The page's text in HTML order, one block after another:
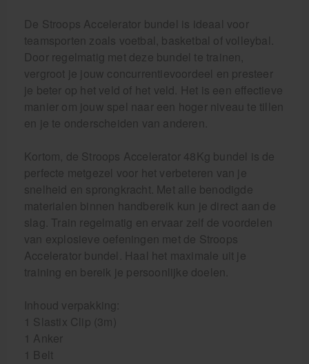
De Stroops Accelerator bundel is ideaal voor
teamsporten zoals voetbal, basketbal of volleybal.
Door regelmatig met deze bundel te trainen,
vergroot je jouw concurrentievoordeel en presteer
je beter op het veld of het veld. Het is een effectieve
manier om jouw spel naar een hoger niveau te tillen
en je te onderscheiden van anderen.
Kortom, de Stroops Accelerator 48Kg bundel is de
perfecte metgezel voor het verbeteren van je
snelheid en sprongkracht. Met alle benodigde
materialen binnen handbereik kun je direct aan de
slag. Train regelmatig en ervaar zelf de voordelen
van explosieve oefeningen met de Stroops
Accelerator bundel. Haal het maximale uit je
training en bereik je persoonlijke doelen.
Inhoud verpakking:
1 Slastix Clip (3m)
1 Anker
1 Belt